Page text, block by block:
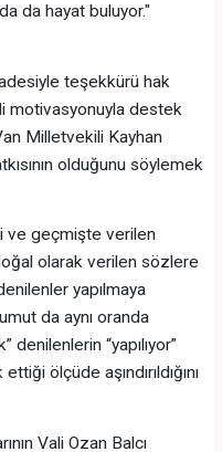
da hayat buluyor."
teşekkürü hak
motivasyonuyla destek
Milletvekili Kayhan
olduğunu söylemek
ve geçmişte verilen
olarak verilen sözlere
yapılmaya
da aynı oranda
denilenlerin “yapılıyor”
ölçüde aşındırıldığını
Vali Ozan Balcı